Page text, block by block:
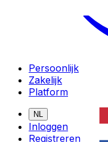
Persoonlijk
Zakelijk
Platform
NL
Inloggen
Registreren